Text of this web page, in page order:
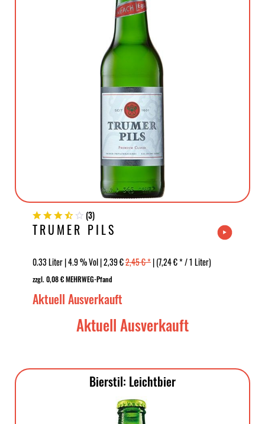
(3)
TRUMER PILS
0.33 Liter | 4.9 % Vol | 2,39 €2,45 € *| (7,24 € * / 1 Liter)
zzgl. 0,08 € MEHRWEG-Pfand
Aktuell Ausverkauft
Aktuell Ausverkauft
Bierstil: Leichtbier